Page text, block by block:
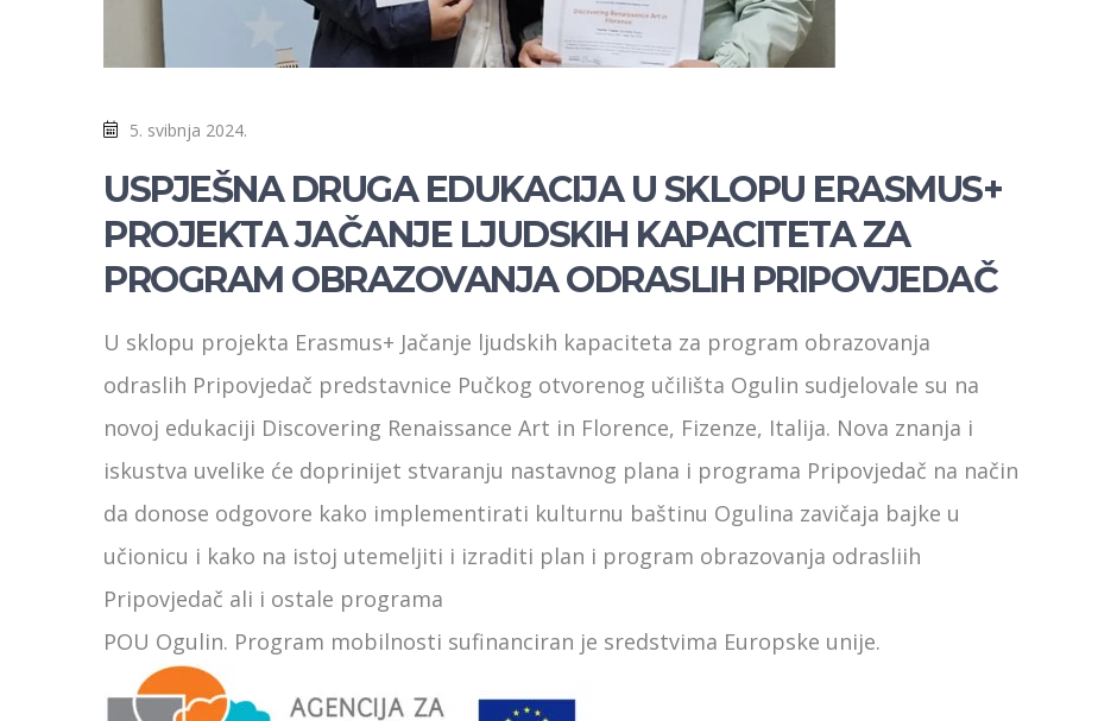
5. svibnja 2024.
USPJEŠNA DRUGA EDUKACIJA U SKLOPU ERASMUS+
PROJEKTA JAČANJE LJUDSKIH KAPACITETA ZA
PROGRAM OBRAZOVANJA ODRASLIH PRIPOVJEDAČ
U sklopu projekta Erasmus+ Jačanje ljudskih kapaciteta za program obrazovanja
odraslih Pripovjedač predstavnice Pučkog otvorenog učilišta Ogulin sudjelovale su na
novoj edukaciji Discovering Renaissance Art in Florence, Fizenze, Italija. Nova znanja i
iskustva uvelike će doprinijet stvaranju nastavnog plana i programa Pripovjedač na način
da donose odgovore kako implementirati kulturnu baštinu Ogulina zavičaja bajke u
učionicu i kako na istoj utemeljiti i izraditi plan i program obrazovanja odrasliih
Pripovjedač ali i ostale programa
POU Ogulin. Program mobilnosti sufinanciran je sredstvima Europske unije.